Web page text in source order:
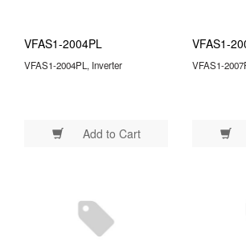
VFAS1-2004PL
VFAS1-2004PL, Inverter
Add to Cart
VFAS1-
VFAS1-